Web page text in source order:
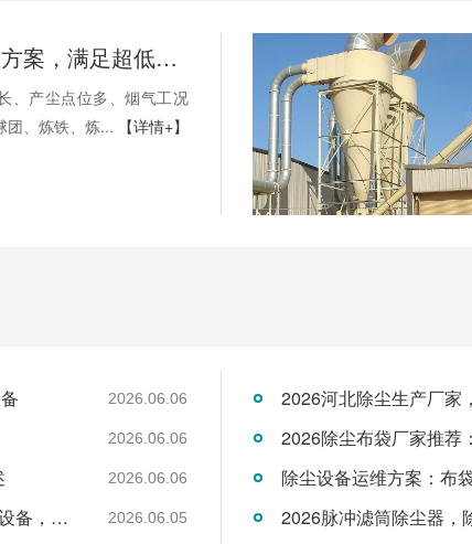
钢铁行业除尘方案，满足超低排放要求
、产尘点位多、烟气工况
团、炼铁、炼...
【详情+】
2026.06.06
2026.06.06
2026.06.06
2026年6月布袋除尘器制造企业：专业脉冲除尘设备，覆盖全品类工业领域 2026.06.05
2026河北除尘生产厂家
2026除尘布袋厂家推荐
2026脉冲滤筒除尘器，